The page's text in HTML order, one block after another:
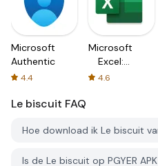
Microsoft
Authenticator
4.4
Microsoft
Excel:
Spreadsheets
4.6
Le biscuit FAQ
Hoe download ik Le biscuit
Is de Le biscuit op PGYER